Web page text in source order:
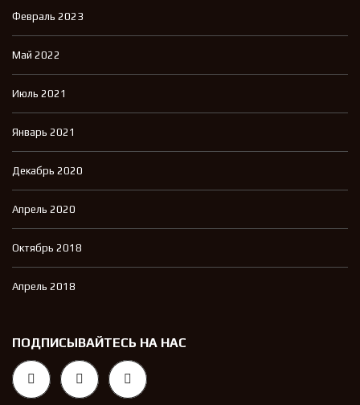
Февраль 2023
Май 2022
Июль 2021
Январь 2021
Декабрь 2020
Апрель 2020
Октябрь 2018
Апрель 2018
ПОДПИСЫВАЙТЕСЬ НА НАС